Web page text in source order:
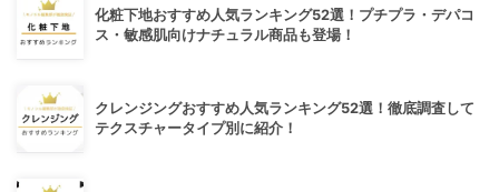
化粧下地おすすめ人気ランキング52選！プチプラ・デパコ
ス・敏感肌向けナチュラル商品も登場！
クレンジングおすすめ人気ランキング52選！徹底調査して
テクスチャータイプ別に紹介！